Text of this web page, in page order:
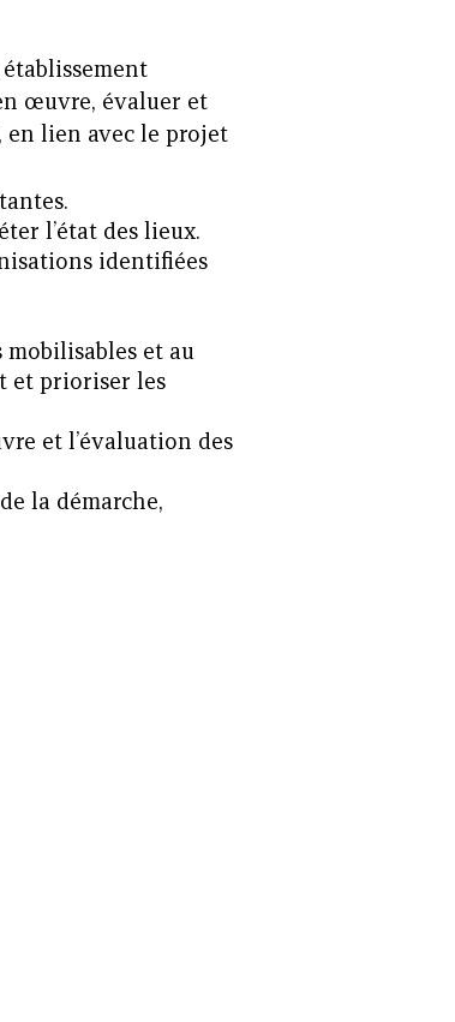
œuvre, évaluer et
en lien avec le projet
l’état des lieux.
identifiées
et au
et prioriser les
et l’évaluation des
la démarche,